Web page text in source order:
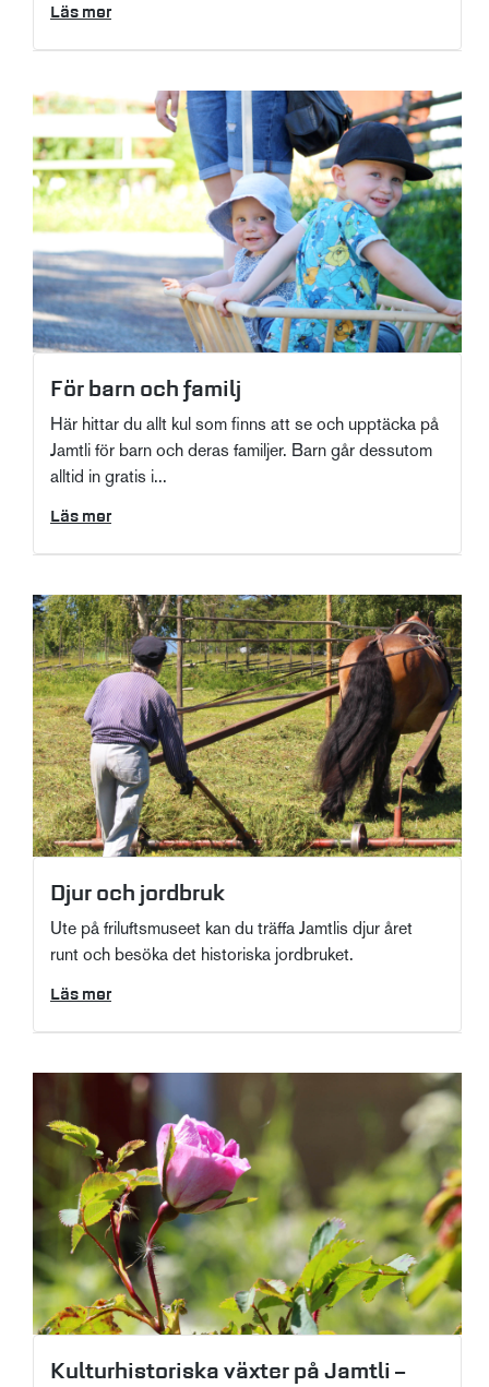
Läs mer
För barn och familj
Här hittar du allt kul som finns att se och upptäcka på
Jamtli för barn och deras familjer. Barn går dessutom
alltid in gratis i...
Läs mer
Djur och jordbruk
Ute på friluftsmuseet kan du träffa Jamtlis djur året
runt och besöka det historiska jordbruket.
Läs mer
Kulturhistoriska växter på Jamtli –